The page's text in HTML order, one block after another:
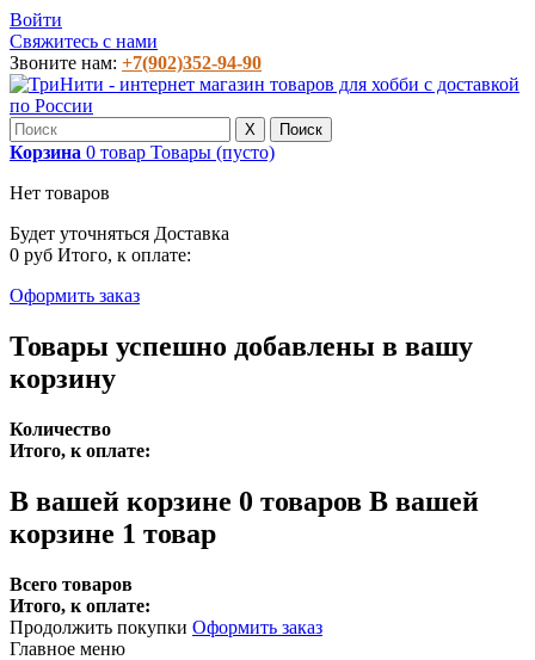
Войти
Свяжитесь с нами
Звоните нам: +7(902)352-94-90
X Поиск
Корзина 0 товар Товары (пусто)
Нет товаров
Будет уточняться Доставка
0 руб Итого, к оплате:
Оформить заказ
Товары успешно добавлены в вашу
корзину
Количество
Итого, к оплате:
В вашей корзине 0 товаров В вашей
корзине 1 товар
Всего товаров
Итого, к оплате:
Продолжить покупки Оформить заказ
Главное меню